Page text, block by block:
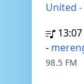
United -
13:07
-
98.5 FM